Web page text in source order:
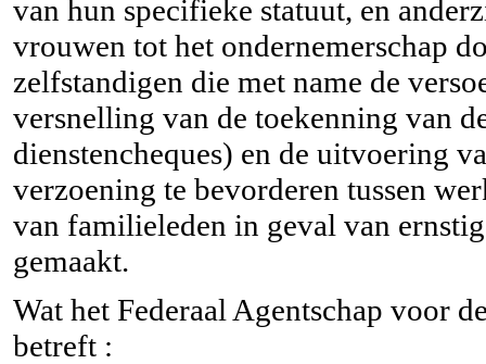
van hun specifieke statuut, en
vrouwen tot het ondernemerschap
zelfstandigen die met name de
versnelling van de toekenning van
dienstencheques) en de uitvoering
verzoening te bevorderen tussen
van familieleden in geval van
gemaakt.
Wat het Federaal Agentschap voor
betreft :